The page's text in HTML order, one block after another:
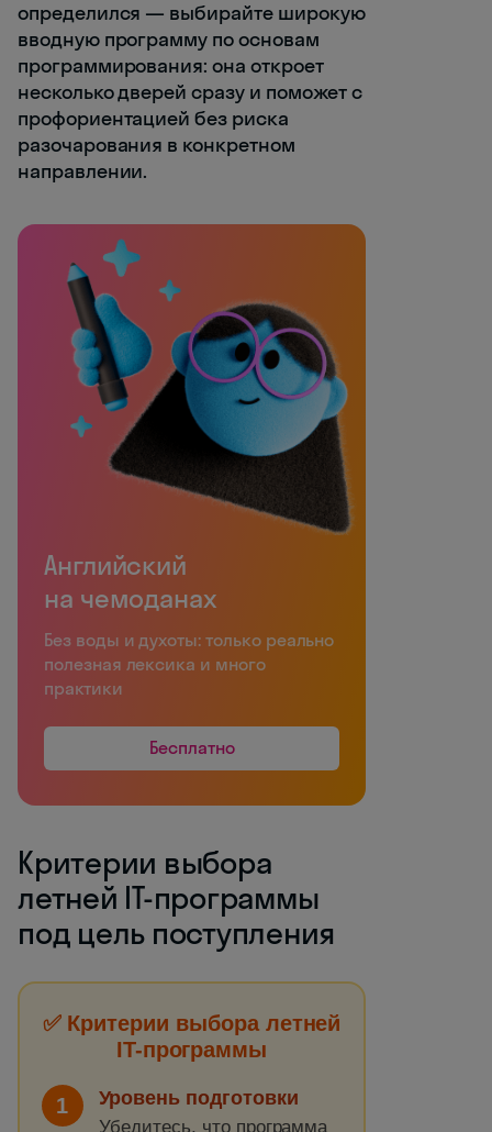
определился — выбирайте широкую
вводную программу по основам
программирования: она откроет
несколько дверей сразу и поможет с
профориентацией без риска
разочарования в конкретном
направлении.
Английский
на чемоданах
Без воды и духоты: только реально
полезная лексика и много
практики
Бесплатно
Критерии выбора
летней IT-программы
под цель поступления
✅ Критерии выбора летней
IT-программы
1 Уровень подготовки
Убедитесь, что программа